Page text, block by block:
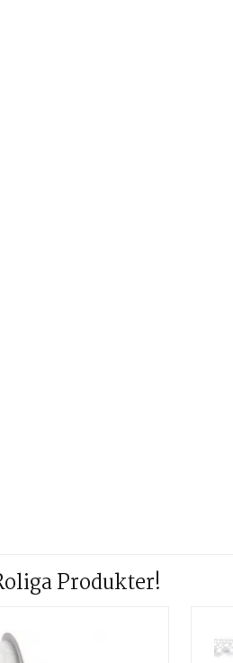
Produkter!